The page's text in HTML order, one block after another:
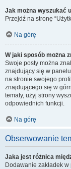
Jak można wyszukać
Przejdź na stronę
Na górę
W jaki sposób można
Swoje posty można
znajdujący się w
na stronie swojego
znajdującego się w
tematy, użyj strony
odpowiednich funkcji.
Na górę
Obserwowanie
Jaka jest różnica
Dodawanie zakładek